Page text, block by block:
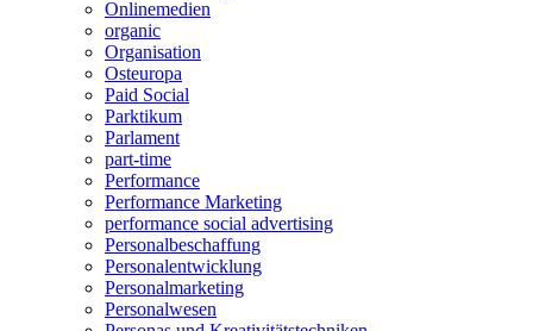
Onlinemedien
organic
Organisation
Osteuropa
Paid Social
Parktikum
Parlament
part-time
Performance
Performance Marketing
performance social advertising
Personalbeschaffung
Personalentwicklung
Personalmarketing
Personalwesen